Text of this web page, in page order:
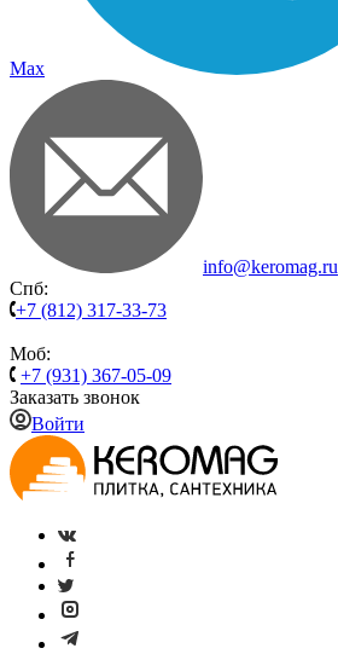
Max
info@keromag.ru
Спб:
+7 (812) 317-33-73
Моб:
+7 (931) 367-05-09
Заказать звонок
Войти